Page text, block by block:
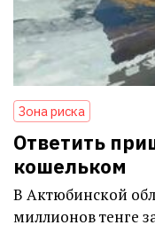
Зона риска
Ответить
кошельком
В Актюбинской
миллионов тенге